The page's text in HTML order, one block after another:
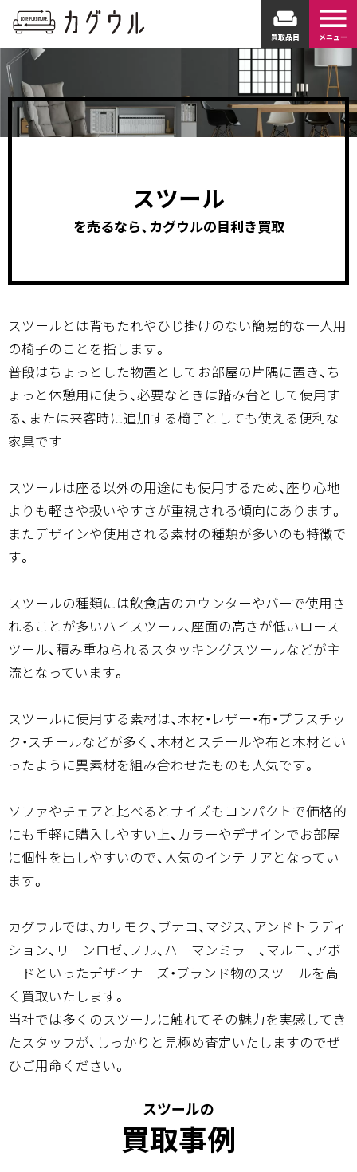
weekend
買取品目
menu
メニュー
スツール
を売るなら、カグウルの目利き買取
スツールとは背もたれやひじ掛けのない簡易的な一人用
の椅子のことを指します。
普段はちょっとした物置としてお部屋の片隅に置き、ち
ょっと休憩用に使う、必要なときは踏み台として使用す
る、または来客時に追加する椅子としても使える便利な
家具です
スツールは座る以外の用途にも使用するため、座り心地
よりも軽さや扱いやすさが重視される傾向にあります。
またデザインや使用される素材の種類が多いのも特徴で
す。
スツールの種類には飲食店のカウンターやバーで使用さ
れることが多いハイスツール、座面の高さが低いロース
ツール、積み重ねられるスタッキングスツールなどが主
流となっています。
スツールに使用する素材は、木材・レザー・布・プラスチッ
ク・スチールなどが多く、木材とスチールや布と木材とい
ったように異素材を組み合わせたものも人気です。
ソファやチェアと比べるとサイズもコンパクトで価格的
にも手軽に購入しやすい上、カラーやデザインでお部屋
に個性を出しやすいので、人気のインテリアとなってい
ます。
カグウルでは、カリモク、ブナコ、マジス、アンドトラディ
ション、リーンロゼ、ノル、ハーマンミラー、マルニ、アボ
ードといったデザイナーズ・ブランド物のスツールを高
く買取いたします。
当社では多くのスツールに触れてその魅力を実感してき
たスタッフが、しっかりと見極め査定いたしますのでぜ
ひご用命ください。
スツールの
買取事例